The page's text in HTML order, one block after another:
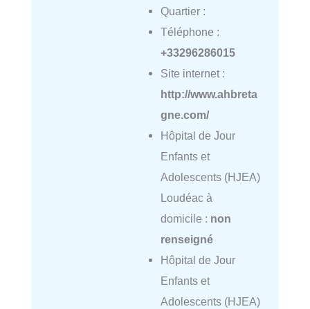
Quartier :
Téléphone :
+33296286015
Site internet :
http://www.ahbreta
gne.com/
Hôpital de Jour
Enfants et
Adolescents (HJEA)
Loudéac à
domicile : non
renseigné
Hôpital de Jour
Enfants et
Adolescents (HJEA)